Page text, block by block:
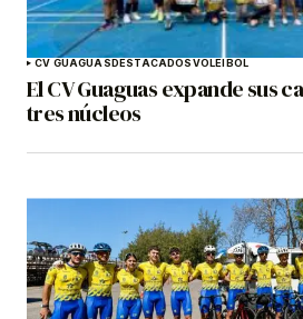
CV GUAGUAS DESTACADOSVOLEIBOL
El CV Guaguas expande sus
tres núcleos